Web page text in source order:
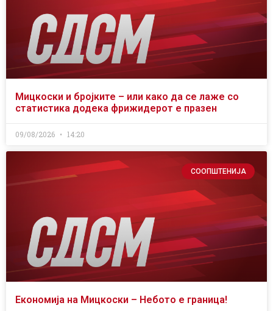
Мицкоски и бројките – или како да се лаже со
статистика додека фрижидерот е празен
09/08/2026 14:20
СООПШТЕНИЈА
Економија на Мицкоски – Небото е граница!